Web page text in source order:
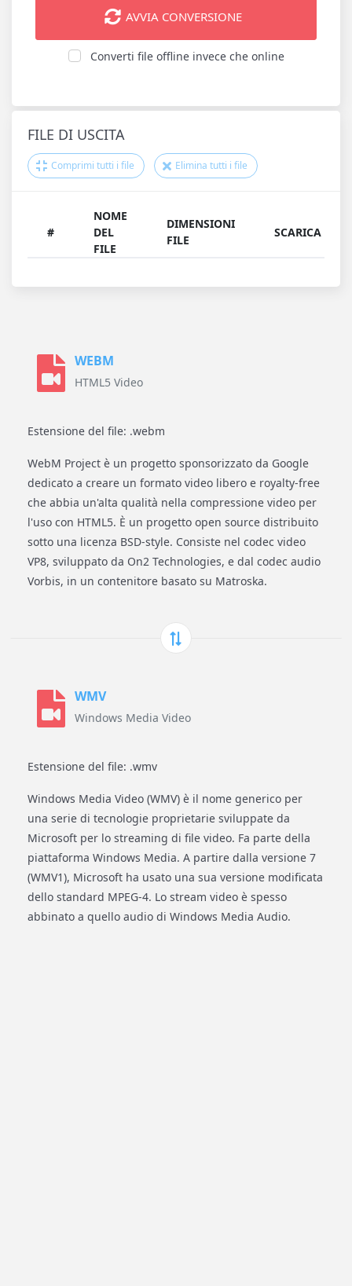
AVVIA CONVERSIONE
Converti file offline invece che online
FILE DI USCITA
Comprimi tutti i file Elimina tutti i file
#
NOME
DEL
FILE
DIMENSIONI
FILE
SCARICA
WEBM
HTML5 Video
Estensione del file: .webm
WebM Project è un progetto sponsorizzato da Google
dedicato a creare un formato video libero e royalty-free
che abbia un'alta qualità nella compressione video per
l'uso con HTML5. È un progetto open source distribuito
sotto una licenza BSD-style. Consiste nel codec video
VP8, sviluppato da On2 Technologies, e dal codec audio
Vorbis, in un contenitore basato su Matroska.
WMV
Windows Media Video
Estensione del file: .wmv
Windows Media Video (WMV) è il nome generico per
una serie di tecnologie proprietarie sviluppate da
Microsoft per lo streaming di file video. Fa parte della
piattaforma Windows Media. A partire dalla versione 7
(WMV1), Microsoft ha usato una sua versione modificata
dello standard MPEG-4. Lo stream video è spesso
abbinato a quello audio di Windows Media Audio.